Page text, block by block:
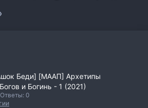
почта
Беди] [МААП] Архетипы
и Богинь - 1 (2021)
Ответы: 0